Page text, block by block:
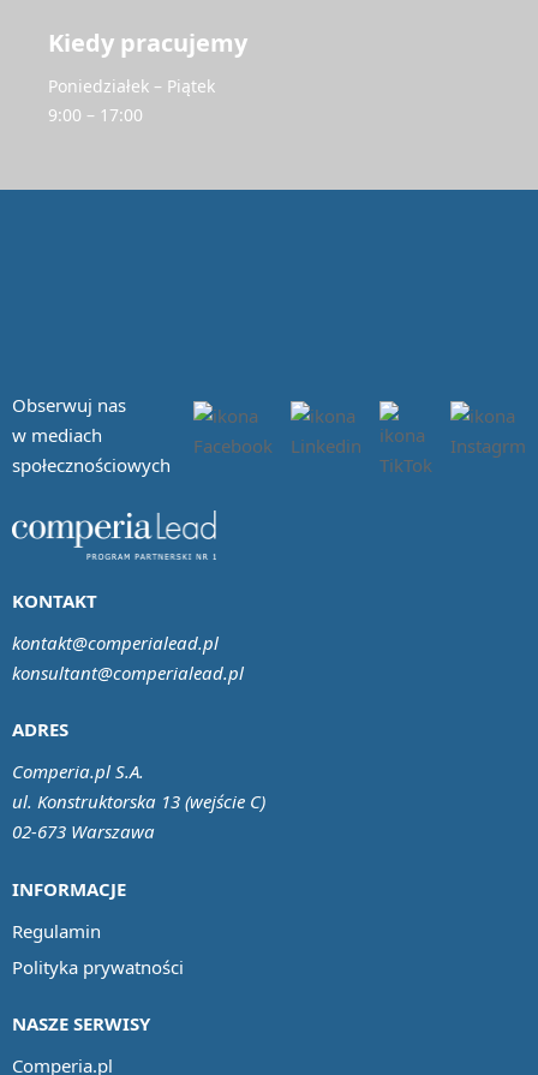
Kiedy pracujemy
Poniedziałek – Piątek
9:00 – 17:00
Obserwuj nas
w mediach
społecznościowych
INFORMACJE
Regulamin
Polityka prywatności
NASZE SERWISY
Comperia.pl
ADRES
Comperia.pl S.A.
ul. Konstruktorska 13 (wejście C)
02-673 Warszawa
KONTAKT
kontakt@comperialead.pl
konsultant@comperialead.pl